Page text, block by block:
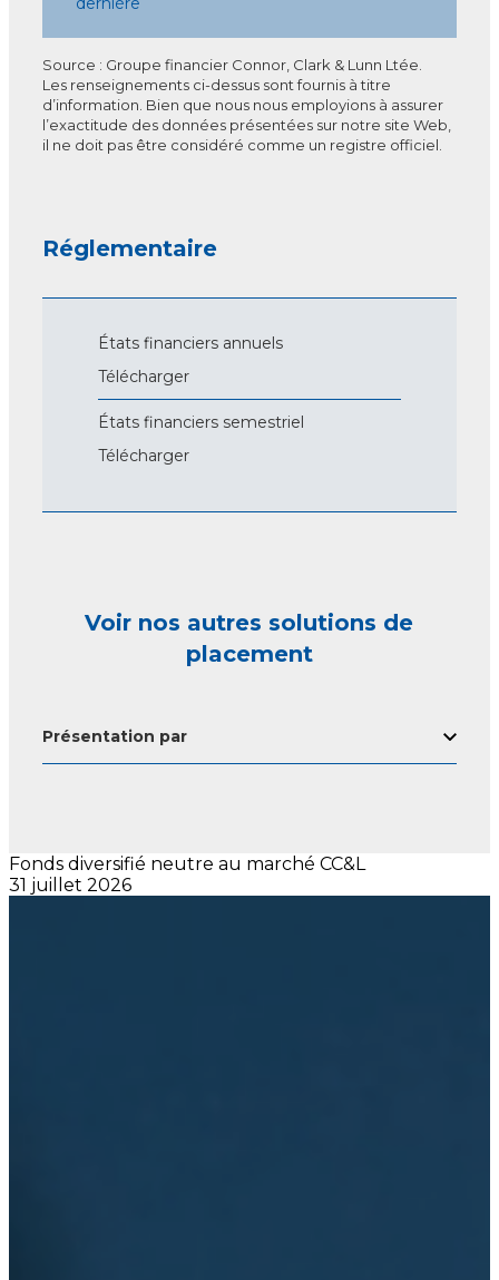
Source : Groupe financier Connor, Clark & Lunn Ltée.
Les renseignements ci-dessus sont fournis à titre
d’information. Bien que nous nous employions à assurer
l’exactitude des données présentées sur notre site Web,
il ne doit pas être considéré comme un registre officiel.
Réglementaire
États financiers annuels
Télécharger
États financiers semestriel
Télécharger
Voir nos autres solutions de
placement
Présentation par
Fonds diversifié neutre au marché CC&L
31 juillet 2026